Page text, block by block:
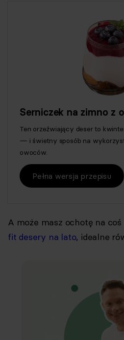
Serniczek na zimno z
Ten orzeźwiający deser to
— i świetny sposób na
owoców.
Pełna wersja przepisu
A może masz ochotę na coś
fit desery na lato, idealne